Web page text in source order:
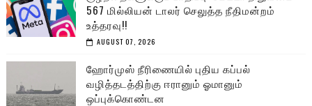
567 மில்லியன் டாலர் செலுத்த நீதிமன்றம்
உத்தரவு!!
AUGUST 07, 2026
ஹோர்முஸ் நீரிணையில் புதிய கப்பல்
வழித்தடத்திற்கு ஈரானும் ஓமானும்
ஒப்புக்கொண்டன